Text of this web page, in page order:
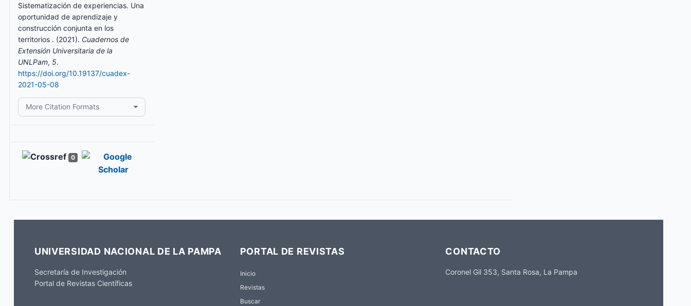
Sistematización de experiencias. Una
oportunidad de aprendizaje y
construcción conjunta en los
territorios . (2021). Cuadernos de
Extensión Universitaria de la
UNLPam, 5.
https://doi.org/10.19137/cuadex-
2021-05-08
More Citation Formats
0
UNIVERSIDAD NACIONAL DE LA PAMPA
Secretaría de Investigación
Portal de Revistas Científicas
PORTAL DE REVISTAS
Inicio
Revistas
Buscar
CONTACTO
Coronel Gil 353, Santa Rosa, La Pampa